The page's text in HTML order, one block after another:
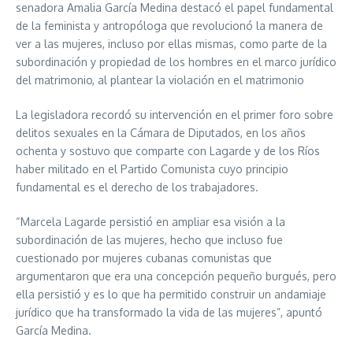
senadora Amalia García Medina destacó el papel fundamental
de la feminista y antropóloga que revolucionó la manera de
ver a las mujeres, incluso por ellas mismas, como parte de la
subordinación y propiedad de los hombres en el marco jurídico
del matrimonio, al plantear la violación en el matrimonio
La legisladora recordó su intervención en el primer foro sobre
delitos sexuales en la Cámara de Diputados, en los años
ochenta y sostuvo que comparte con Lagarde y de los Ríos
haber militado en el Partido Comunista cuyo principio
fundamental es el derecho de los trabajadores.
“Marcela Lagarde persistió en ampliar esa visión a la
subordinación de las mujeres, hecho que incluso fue
cuestionado por mujeres cubanas comunistas que
argumentaron que era una concepción pequeño burgués, pero
ella persistió y es lo que ha permitido construir un andamiaje
jurídico que ha transformado la vida de las mujeres”, apuntó
García Medina.